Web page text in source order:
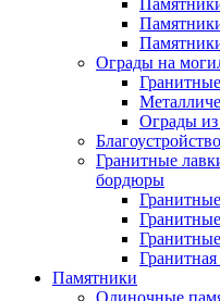
Ограды на
Ограды
Гранитные
бордюры
Памятники
Одиночные